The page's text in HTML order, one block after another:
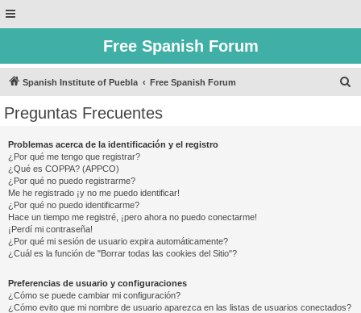
Free Spanish Forum
Spanish Institute of Puebla Free Spanish Forum
Preguntas Frecuentes
Problemas acerca de la identificación y el registro
¿Por qué me tengo que registrar?
¿Qué es COPPA? (APPCO)
¿Por qué no puedo registrarme?
Me he registrado ¡y no me puedo identificar!
¿Por qué no puedo identificarme?
Hace un tiempo me registré, ¡pero ahora no puedo conectarme!
¡Perdí mi contraseña!
¿Por qué mi sesión de usuario expira automáticamente?
¿Cuál es la función de "Borrar todas las cookies del Sitio"?
Preferencias de usuario y configuraciones
¿Cómo se puede cambiar mi configuración?
¿Cómo evito que mi nombre de usuario aparezca en las listas de usuarios conectados?